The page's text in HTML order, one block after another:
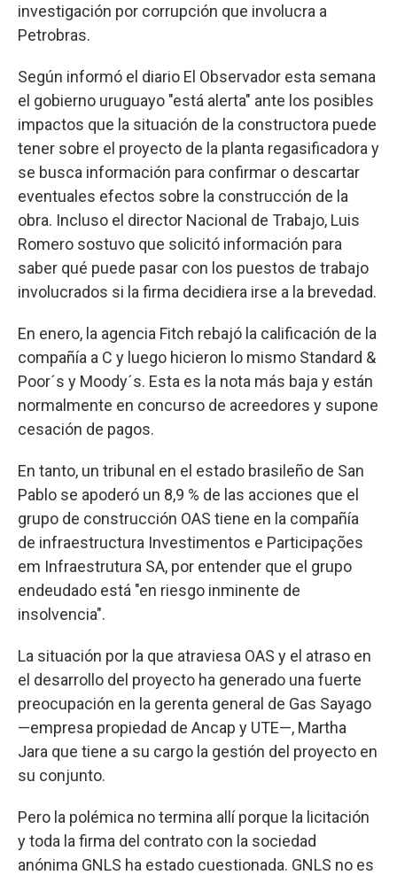
investigación por corrupción que involucra a
Petrobras.
Según informó el diario El Observador esta semana
el gobierno uruguayo "está alerta" ante los posibles
impactos que la situación de la constructora puede
tener sobre el proyecto de la planta regasificadora y
se busca información para confirmar o descartar
eventuales efectos sobre la construcción de la
obra. Incluso el director Nacional de Trabajo, Luis
Romero sostuvo que solicitó información para
saber qué puede pasar con los puestos de trabajo
involucrados si la firma decidiera irse a la brevedad.
En enero, la agencia Fitch rebajó la calificación de la
compañía a C y luego hicieron lo mismo Standard &
Poor´s y Moody´s. Esta es la nota más baja y están
normalmente en concurso de acreedores y supone
cesación de pagos.
En tanto, un tribunal en el estado brasileño de San
Pablo se apoderó un 8,9 % de las acciones que el
grupo de construcción OAS tiene en la compañía
de infraestructura Investimentos e Participações
em Infraestrutura SA, por entender que el grupo
endeudado está "en riesgo inminente de
insolvencia".
La situación por la que atraviesa OAS y el atraso en
el desarrollo del proyecto ha generado una fuerte
preocupación en la gerenta general de Gas Sayago
—empresa propiedad de Ancap y UTE—, Martha
Jara que tiene a su cargo la gestión del proyecto en
su conjunto.
Pero la polémica no termina allí porque la licitación
y toda la firma del contrato con la sociedad
anónima GNLS ha estado cuestionada. GNLS no es